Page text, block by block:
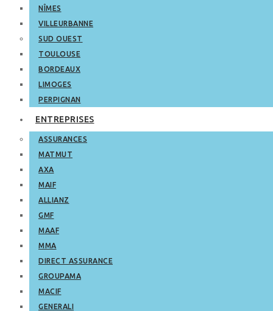
NÎMES
VILLEURBANNE
SUD OUEST
TOULOUSE
BORDEAUX
LIMOGES
PERPIGNAN
ENTREPRISES
ASSURANCES
MATMUT
AXA
MAIF
ALLIANZ
GMF
MAAF
MMA
DIRECT ASSURANCE
GROUPAMA
MACIF
GENERALI